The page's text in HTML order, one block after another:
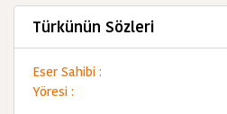
Türkünün Sözleri
Eser Sahibi :
Yöresi :